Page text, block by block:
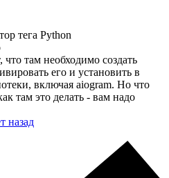
тега Python
там необходимо создать
его и установить в
включая aiogram. Но что
там это делать - вам надо
назад